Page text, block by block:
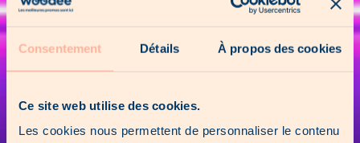
Consentement Détails À propos des cookies
Ce site web utilise des cookies.
Les cookies nous permettent de personnaliser le contenu